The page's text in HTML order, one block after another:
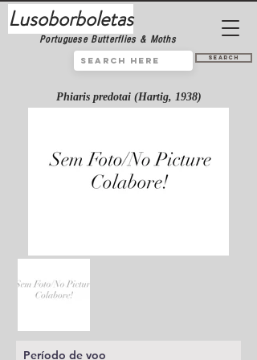
Lusoborboletas
Portuguese Butterflies & Moths
Search
Phiaris predotai (Hartig, 1938)
Período de voo